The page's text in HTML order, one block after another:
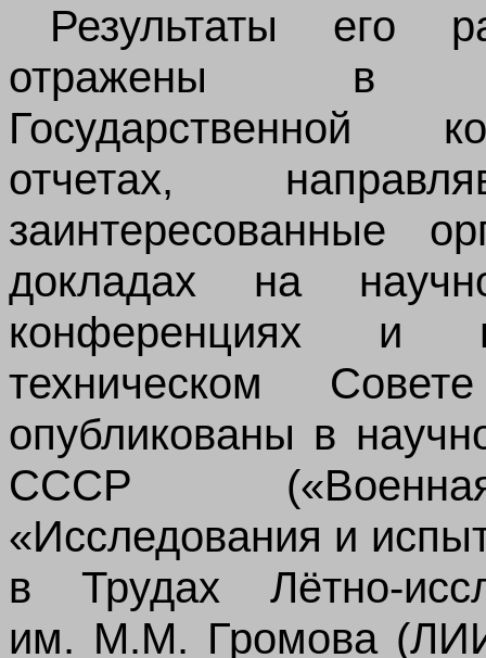
Результаты его
отражены в
Государственной
отчетах,
заинтересованные
докладах на
конференциях и
техническом
опубликованы в
СССР («Военная
«Исследования и
в Трудах Лётно-
им. М.М. Громова